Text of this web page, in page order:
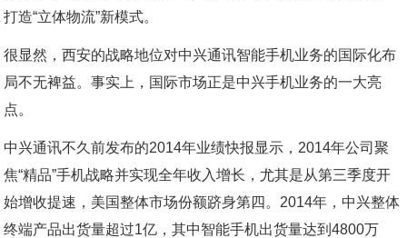
打造“立体物流”新模式。
很显然，西安的战略地位对中兴通讯智能手机业务的国际化布
局不无裨益。事实上，国际市场正是中兴手机业务的一大亮
点。
中兴通讯不久前发布的2014年业绩快报显示，2014年公司聚
焦“精品”手机战略并实现全年收入增长，尤其是从第三季度开
始增收提速，美国整体市场份额跻身第四。2014年，中兴整体
终端产品出货量超过1亿，其中智能手机出货量达到4800万